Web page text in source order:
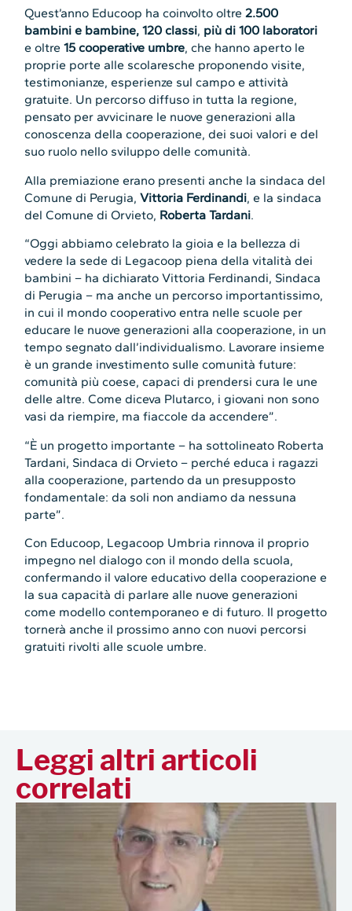
Quest’anno Educoop ha coinvolto oltre2.500
bambini e bambine, 120 classi, più di 100 laboratori
e oltre15 cooperative umbre, che hanno aperto le
proprie porte alle scolaresche proponendo visite,
testimonianze, esperienze sul campo e attività
gratuite. Un percorso diffuso in tutta la regione,
pensato per avvicinare le nuove generazioni alla
conoscenza della cooperazione, dei suoi valori e del
suo ruolo nello sviluppo delle comunità.
Alla premiazione erano presenti anche la sindaca del
Comune di Perugia,Vittoria Ferdinandi, e la sindaca
del Comune di Orvieto, Roberta Tardani.
“Oggi abbiamo celebrato la gioia e la bellezza di
vedere la sede di Legacoop piena della vitalità dei
bambini – ha dichiarato Vittoria Ferdinandi, Sindaca
di Perugia – ma anche un percorso importantissimo,
in cui il mondo cooperativo entra nelle scuole per
educare le nuove generazioni alla cooperazione, in un
tempo segnato dall’individualismo. Lavorare insieme
è un grande investimento sulle comunità future:
comunità più coese, capaci di prendersi cura le une
delle altre. Come diceva Plutarco, i giovani non sono
vasi da riempire, ma fiaccole da accendere”.
“È un progetto importante – ha sottolineato Roberta
Tardani, Sindaca di Orvieto – perché educa i ragazzi
alla cooperazione, partendo da un presupposto
fondamentale: da soli non andiamo da nessuna
parte”.
Con Educoop, Legacoop Umbria rinnova il proprio
impegno nel dialogo con il mondo della scuola,
confermando il valore educativo della cooperazione e
la sua capacità di parlare alle nuove generazioni
come modello contemporaneo e di futuro. Il progetto
tornerà anche il prossimo anno con nuovi percorsi
gratuiti rivolti alle scuole umbre.
Leggi altri articoli
correlati